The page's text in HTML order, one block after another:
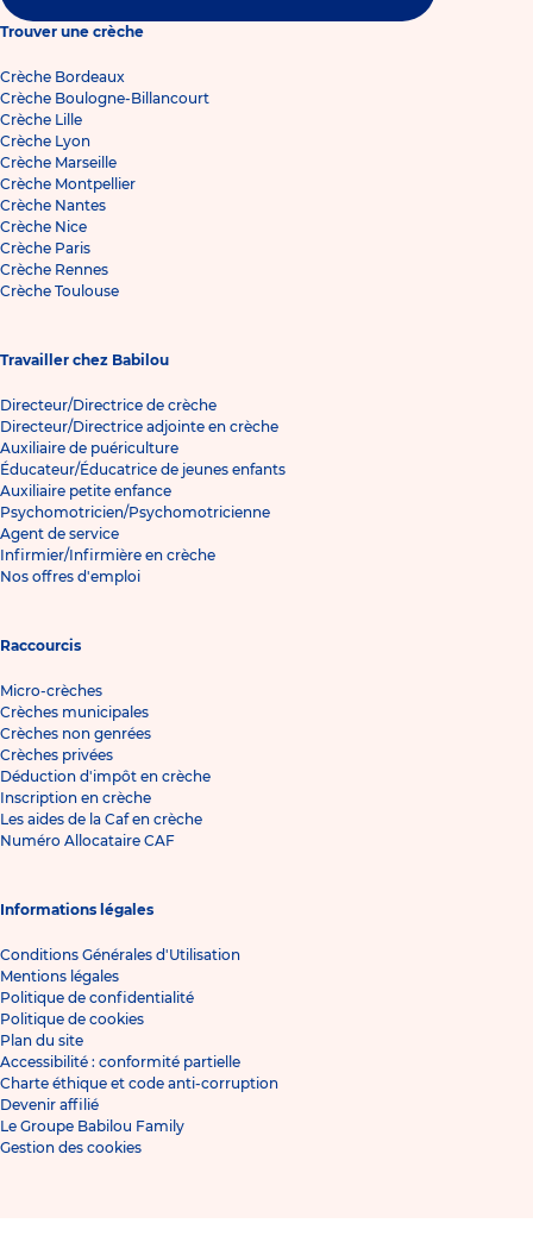
Trouver une crèche
Crèche Bordeaux
Crèche Boulogne-Billancourt
Crèche Lille
Crèche Lyon
Crèche Marseille
Crèche Montpellier
Crèche Nantes
Crèche Nice
Crèche Paris
Crèche Rennes
Crèche Toulouse
Travailler chez Babilou
Directeur/Directrice de crèche
Directeur/Directrice adjointe en crèche
Auxiliaire de puériculture
Éducateur/Éducatrice de jeunes enfants
Auxiliaire petite enfance
Psychomotricien/Psychomotricienne
Agent de service
Infirmier/Infirmière en crèche
Nos offres d'emploi
Raccourcis
Micro-crèches
Crèches municipales
Crèches non genrées
Crèches privées
Déduction d'impôt en crèche
Inscription en crèche
Les aides de la Caf en crèche
Numéro Allocataire CAF
Informations légales
Conditions Générales d'Utilisation
Mentions légales
Politique de confidentialité
Politique de cookies
Plan du site
Accessibilité : conformité partielle
Charte éthique et code anti-corruption
Devenir affilié
Le Groupe Babilou Family
Gestion des cookies